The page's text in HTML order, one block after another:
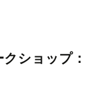
ショップ：